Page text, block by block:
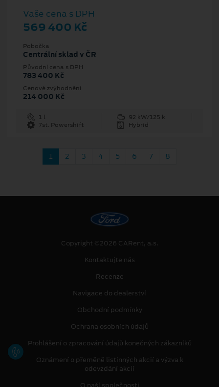
Vaše cena s DPH
569 400 Kč
Pobočka
Centrální sklad v ČR
Původní cena s DPH
783 400 Kč
Cenové zvýhodnění
214 000 Kč
1 l
92 kW/125 k
7st. Powershift
Hybrid
1 2 3 4 5 6 7 8
Copyright ©2026 CARent, a.s.
Kontaktujte nás
Recenze
Navigace do dealerství
Obchodní podmínky
Ochrana osobních údajů
Prohlášení o zpracování údajů konečných zákazníků
Oznámení o přeměně listinných akcií a výzva k
odevzdání akcií